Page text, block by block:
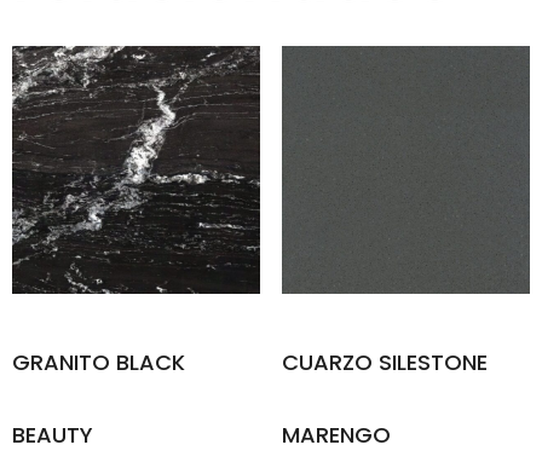
GRANITO BLACK
BEAUTY
CUARZO SILESTONE
MARENGO